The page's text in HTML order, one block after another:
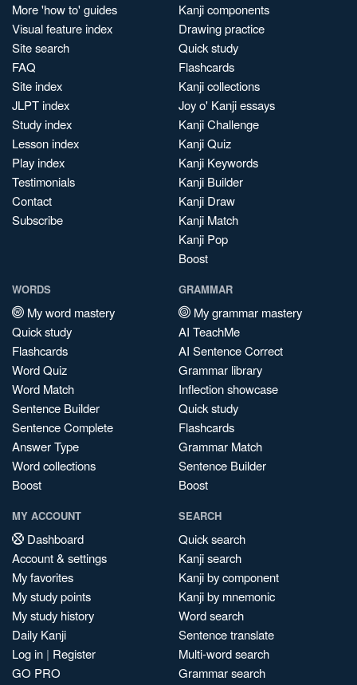
More 'how to' guides
Visual feature index
Site search
FAQ
Site index
JLPT index
Study index
Lesson index
Play index
Testimonials
Contact
Subscribe
Kanji components
Drawing practice
Quick study
Flashcards
Kanji collections
Joy o' Kanji essays
Kanji Challenge
Kanji Quiz
Kanji Keywords
Kanji Builder
Kanji Draw
Kanji Match
Kanji Pop
Boost
WORDS
My word mastery
Quick study
Flashcards
Word Quiz
Word Match
Sentence Builder
Sentence Complete
Answer Type
Word collections
Boost
GRAMMAR
My grammar mastery
AI TeachMe
AI Sentence Correct
Grammar library
Inflection showcase
Quick study
Flashcards
Grammar Match
Sentence Builder
Boost
MY ACCOUNT
Dashboard
Account & settings
My favorites
My study points
My study history
Daily Kanji
Log in | Register
GO PRO
SEARCH
Quick search
Kanji search
Kanji by component
Kanji by mnemonic
Word search
Sentence translate
Multi-word search
Grammar search